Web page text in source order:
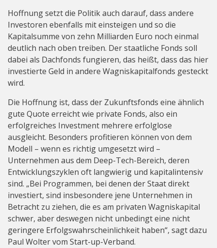
Hoffnung setzt die Politik auch darauf, dass andere
Investoren ebenfalls mit einsteigen und so die
Kapitalsumme von zehn Milliarden Euro noch einmal
deutlich nach oben treiben. Der staatliche Fonds soll
dabei als Dachfonds fungieren, das heißt, dass das hier
investierte Geld in andere Wagniskapitalfonds gesteckt
wird.
Die Hoffnung ist, dass der Zukunftsfonds eine ähnlich
gute Quote erreicht wie private Fonds, also ein
erfolgreiches Investment mehrere erfolglose
ausgleicht. Besonders profitieren können von dem
Modell – wenn es richtig umgesetzt wird –
Unternehmen aus dem Deep-Tech-Bereich, deren
Entwicklungszyklen oft langwierig und kapitalintensiv
sind. „Bei Programmen, bei denen der Staat direkt
investiert, sind insbesondere jene Unternehmen in
Betracht zu ziehen, die es am privaten Wagniskapital
schwer, aber deswegen nicht unbedingt eine nicht
geringere Erfolgswahrscheinlichkeit haben“, sagt dazu
Paul Wolter vom Start-up-Verband.